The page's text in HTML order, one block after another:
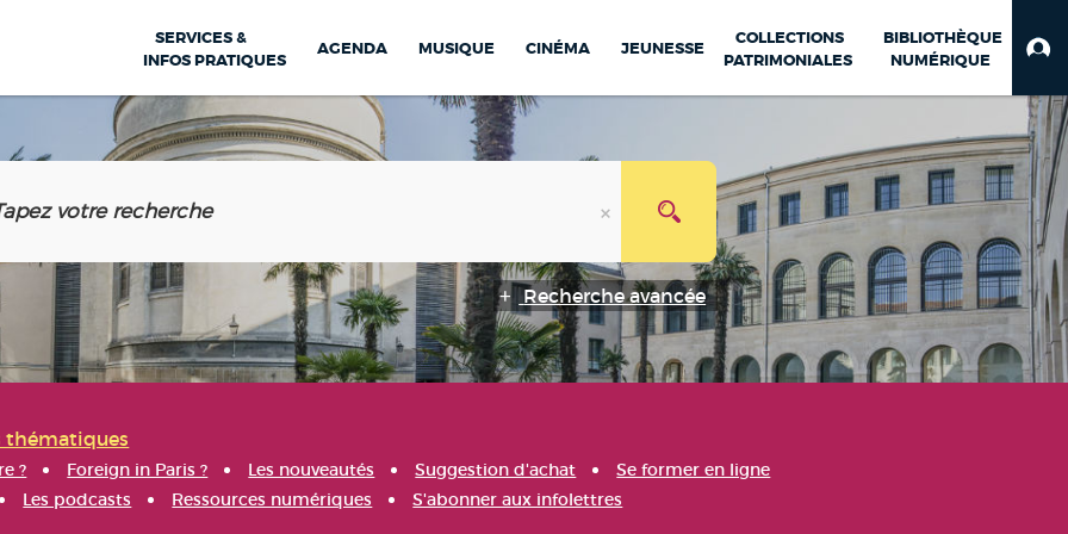
SERVICES &
INFOS PRATIQUES
AGENDA MUSIQUE CINÉMA JEUNESSE
COLLECTIONS
PATRIMONIALES
BIBLIOTHÈQUE
NUMÉRIQUE
Recherche avancée
thématiques
? Foreign in Paris ? Les nouveautés Suggestion d'achat
Se former en ligne
Les podcasts Ressources numériques S'abonner aux infolettres